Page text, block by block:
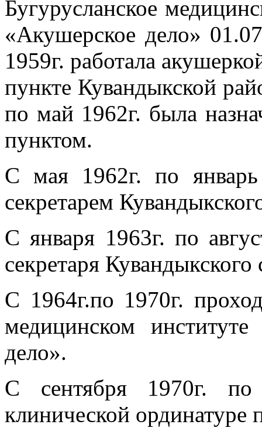
Бугурусланское
«Акушерское дело»
1959г. работала
пункте Кувандыкской
по май 1962г. была
пунктом.
С мая 1962г. по
секретарем
С января 1963г. по
секретаря
С 1964г.по 1970г.
медицинском
дело».
С сентября 1970г. по
клинической ординатуре